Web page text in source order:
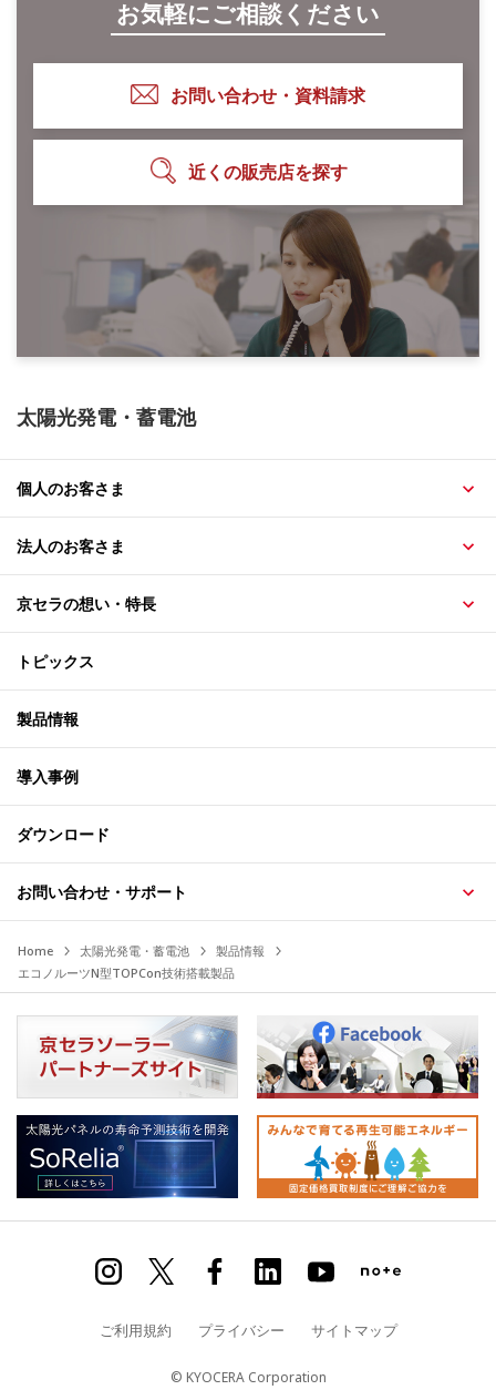
お気軽にご相談ください
お問い合わせ・資料請求
近くの販売店を探す
太陽光発電・蓄電池
個人のお客さま
法人のお客さま
京セラの想い・特長
トピックス
製品情報
導入事例
ダウンロード
お問い合わせ・サポート
Home 太陽光発電・蓄電池
製品情報
エコノルーツN型TOPCon技術搭載製品
ご利用規約 プライバシー サイトマップ
© KYOCERA Corporation